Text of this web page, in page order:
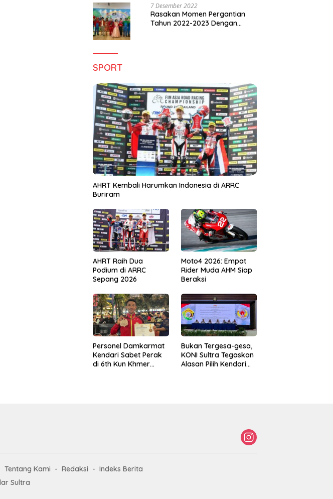
7 Desember 2022
Rasakan Momen Pergantian
Tahun 2022-2023 Dengan
SPORT
AHRT Kembali Harumkan Indonesia di ARRC
Buriram
AHRT Raih Dua
Podium di ARRC
Sepang 2026
Moto4 2026: Empat
Rider Muda AHM Siap
Beraksi
Personel Damkarmat
Kendari Sabet Perak
di 6th Kun Khmer
Bukan Tergesa-gesa,
KONI Sultra Tegaskan
Alasan Pilih Kendari
Tentang Kami Redaksi
Indeks Berita
Sultra